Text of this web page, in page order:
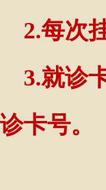
2.每次
3.就诊
诊卡号。